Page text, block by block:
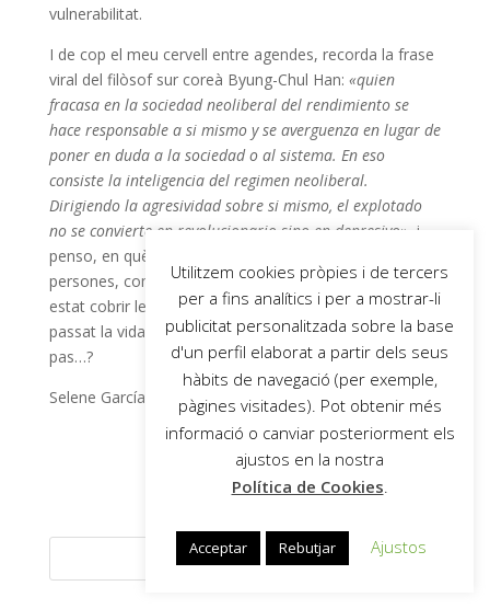
vulnerabilitat.
I de cop el meu cervell entre agendes, recorda la frase
viral del filòsof sur coreà Byung-Chul Han: «quien
fracasa en la sociedad neoliberal del rendimiento se
hace responsable a si mismo y se averguenza en lugar de
poner en duda a la sociedad o al sistema. En eso
consiste la inteligencia del regimen neoliberal.
Dirigiendo la agresividad sobre si mismo, el explotado
no se convierte en revolucionario sino en depresivo» , i
penso, en què consistirà el fracàs per aquelles
persones, com ma mare, per qui el bon rendiment ha
estat cobrir les necessitats de tothom, i que s’han
passat la vida sostenint i cuidant, escoltant i deixant
pas…?
Selene García Sanagustín.
Utilitzem cookies pròpies i de tercers
per a fins analítics i per a mostrar-li
publicitat personalitzada sobre la base
d'un perfil elaborat a partir dels seus
hàbits de navegació (per exemple,
pàgines visitades). Pot obtenir més
informació o canviar posteriorment els
ajustos en la nostra
Política de Cookies
Acceptar Rebutjar Ajustos